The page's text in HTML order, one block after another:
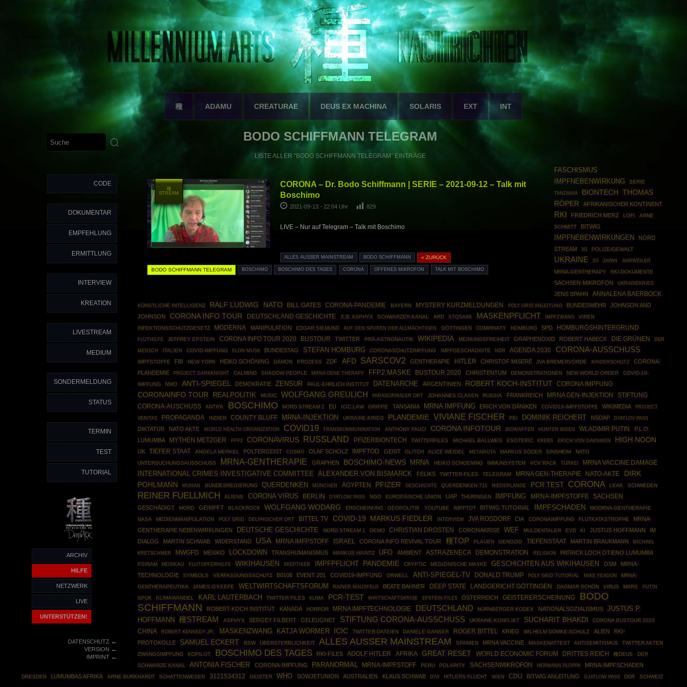
種 ADAMU CREATURAE DEUS EX MACHINA SOLARIS EXT INT
CODE
DOKUMENTAR
EMPFEHLUNG
ERMITTLUNG
INTERVIEW
KREATION
LIVESTREAM
MEDIUM
SONDERMELDUNG
STATUS
TERMIN
TEST
TUTORIAL
ARCHIV
HILFE
NETZWERK
LIVE
UNTERSTÜTZEN!
DATENSCHUTZ←
VERSION ←
IMPRINT←
BODO SCHIFFMANN TELEGRAM
LISTE ALLER "BODO SCHIFFMANN TELEGRAM" EINTRÄGE
CORONA – Dr. Bodo Schiffmann | SERIE – 2021-09-12 – Talk mit
Boschimo
2021-09-13 - 22:04 Uhr 829
LIVE – Nur auf Telegram – Talk mit Boschimo
ALLES AUSSER MAINSTREAM BODO SCHIFFMANN « ZURÜCK
BODO SCHIFFMANN TELEGRAM BOSCHIMO BOSCHIMO DES TAGES CORONA OFFENES MIKROFON TALK MIT BOSCHIMO
種
STREAM
FASCHISMUS
IMPFNEBENWIRKUNG SERIE
TANZANIA BIONTECH THOMAS
RÖPER
AFRIKANISCHER KONTINENT
RKI FRIEDRICH MERZ LOFI
ARNE
SCHMITT
BITWIG
IMPFNEBENWIRKUNGEN
NORD
STREAM
3G POLIZEIGEWALT
UKRAINE 2G JAPAN
AHRWEILER
MRNA-GENTHERAPY
RKI-DOKUMENTE
SACHSEN-MIKROFON UKRAINEKRIEG
JENS SPAHN ANNALENA BAERBOCK
KÜNSTLICHE INTELLIGENZ RALF LUDWIG NATO BILL GATES CORONA-PANDEMIE BAYERN MYSTERY KURZMELDUNGEN POLY GRID ANLEITUNG BUNDESWEHR
JOHNSON AND
JOHNSON
CORONA INFO TOUR DEUTSCHLAND GESCHICHTE 大名 ASPHYX SCHWARZER KANAL ARD X7Q5A96 MASKENPFLICHT IMPFZWANG
VIREN
INFEKTIONSSCHUTZGESETZ
MODERNA MANIPULATION EDGAR SIEMUND AUF DEN SPUREN DER ALLMÄCHTIGEN GÖTTINGEN COMIRNATY HOMBURG SPD HOMBURGSHINTERGRUND
FLUTHILFE JEFFREY EPSTEIN CORONA INFO TOUR 2020 BUSTOUR TWITTER PRÄ-ASTRONAUTIK WIKIPEDIA MEINUNGSFREIHEIT GRAPHENOXID ROBERT HABECK DIE GRÜNEN DER
MENSCH ITALIEN COVID-IMPFUNG ELON MUSK BUNDESTAG STEFAN HOMBURG CORONASCHUTZIMPFUNG IMPFGESCHÄDIGTE NDR AGENDA 2030 CORONA-AUSSCHUSS
IMPFSTOFFE FBI NEW YORK HEIKO SCHÖNING DÄMON PROZESS ZDF AFD SARSCOV2 GENTHERAPIE HITLER CHRISTOF MISERÉ JVA BREMERVÖRDE KINDERSCHUTZ
CORONA-
PLANDEMIE
PROJECT DARKKNIGHT CALMING SHADOW PEOPLE MRNA GENE THERAPY FFP2 MASKE BUSTOUR 2020 CHRISTENTUM DEMONSTRATIONEN NEW WORLD ORDER
COVID-19-
IMPFUNG
NWO ANTI-SPIEGEL DEMOKRATIE ZENSUR PAUL-EHRLICH INSTITUT DATENARCHE ARGENTINIEN ROBERT KOCH-INSTITUT CORONA IMPFUNG
CORONAINFO TOUR REALPOLITIK MUSIC WOLFGANG GREULICH PARANORMALER ORT JOHANNES CLASEN RUSSIA FRANKREICH MRNA GEN-INJEKTION
STIFTUNG
CORONA-AUSCHUSS
ANTIFA BOSCHIMO NORD STREAM 2 EU ICIC.LAW GRIPPE TANSANIA MRNA IMPFUNG ERICH VON DÄNIKEN COVID19-IMPFSTOFFE WIKIMEDIA PROJECT
VERITAS PROPAGANDA INDIEN COUNTY BLUFF MRNA-INJEKTION UKRAINE-KRIEG PLANDEMIE VIVIANE FISCHER PEI DOMINIK REICHERT NSDAP DYATLOV PASS
DIKTATUR NATO AKTE WORLD HEALTH ORGANIZATION COVID19 TRANSKOMMUNIKATION ANTHONY FAUCI CORONA INFOTOUR BIOWAFFEN HUNTER BIDEN WLADIMIR PUTIN
P.L.O.
LUMUMBA
MYTHEN METZGER FFP2 CORONAVIRUS RUSSLAND PFIZERBIONTECH TWITTERFILES MICHAEL BALLWEG ESOTERIC KREBS ERICH VON DAENIKEN HIGH NOON
UK TIEFER STAAT ANGELA MERKEL POLTERGEIST COSMO OLAF SCHOLZ IMPFTOD GEIST GLITCH ALICE WEIDEL METABIOTA MARKUS SÖDER SINSHEIM
NATO
UNTERSUCHUNGSAUSSCHUSS
MRNA-GENTHERAPIE GRAPHEN BOSCHIMO-NEWS MRNA HEIKO SCHOENING IMMUNSYSTEM VCV RACK TÜRKEI MRNA VACCINE DAMAGE
INTERNATIONAL CRIMES INVESTIGATIVE COMMITTEE ALEXANDER VON BISMARCK FELIKS TWITTER-FILES TELEGRAM MRNA GEN-THERAPIE NATO-AKTE
DIRK
POHLMANN
WUHAN BUNDESREGIERUNG QUERDENKEN MÜNCHEN ÄGYPTEN PFIZER GESCHICHTE QUERDENKEN 711 NIEDERLANDE PCR TEST CORONA LEAK SCHWEDEN
REINER FUELLMICH ALIENS CORONA VIRUS BERLIN DYATLOW PASS NGO EUROPÄISCHE UNION UAP THÜRINGEN IMPFUNG MRNA-IMPFSTOFFE SACHSEN
GESCHÄDIGT MORD GEIMPFT BLACKROCK WOLFGANG WODARG ERSCHEINUNG GEOPOLITIK YOUTUBE IMPFTOT BITWIG TUTORIAL IMPFSCHADEN
MODRNA-GENTHERAPIE
NASA
MEDIENMANIPULATION POLY GRID DELPHISCHER ORT BITTEL TV COVID-19 MARKUS FIEDLER INTERVIEW JVA ROSDORF CIA CORONAIMPFUNG FLUTKATASTROPHE
MRNA-
GENTHERAPIE NEBENWIRKUNGEN
DEUTSCHE GESCHICHTE NORD STREAM 1 DEMO CHRISTIAN DROSTEN CORONAKRISE WEF MULDENTALER EVD KI JUSTUS HOFFMANN
IM
DIALOG
MARTIN SCHWAB WIDERSTAND USA MRNA IMFPSTOFF ISRAEL CORONA INFO REVIVAL TOUR 種TOP PLAUEN GENOZID TIEFENSTAAT MARTIN BRAUKMANN MICHAEL
KRETSCHMER MWGFD MEXIKO LOCKDOWN TRANSHUMANISMUS MARKUS HAINTZ UFO AMBIENT ASTRAZENECA DEMONSTRATION RELIGION PATRICK LOCH OTIENO LUMUMBA
PSIRAM MOSKAU FLUTOPFERHILFE WIKIHAUSEN SKEPTIKER IMPFPFLICHT PANDEMIE CRYPTIC MEDIZINISCHE MASKE GESCHICHTEN AUS WIKIHAUSEN OSM
MRNA-
TECHNOLOGIE
SYMBOLS VERFASSUNGSSCHUTZ B0108 EVENT 201 COVID19-IMPFUNG ORWELL ANTI-SPIEGEL-TV DONALD TRUMP POLY GRID TUTORIAL MIKE YEADON
MRNA-
GENTHERAPEUTIKA
JAMES O'KEEFE WELTWIRTSCHAFTSFORUM RAINER MAUSFELD BEATE BAHNER DEEP STATE LANDGERICHT GÖTTINGEN DAGMAR SCHÖN VIRUS MARS
PUTIN
SPUK
KLIMAWANDEL KARL LAUTERBACH TWITTER FILES KLIMA PCR-TEST WIRTSCHAFTSKRISE EPSTEIN FILES ÖSTERREICH GEISTERERSCHEINUNG
BODO
SCHIFFMANN
ROBERT-KOCH INSTITUT KANADA HORROR MRNA IMPFTECHNOLOGIE DEUTSCHLAND NÜRNBERGER KODEX NATIONALSOZIALISMUS
JUSTUS P.
HOFFMANN
種STREAM ASPHYX SERGEY FILBERT GELEUGNET STIFTUNG CORONA-AUSSCHUSS UKRAINE-KONFLIKT SUCHARIT BHAKDI CORONA BUSTOUR 2020
CHINA ROBERT KENNEDY JR. MASKENZWANG KATJA WÖRMER ICIC TWITTER-DATEIEN DANIELE GANSER ROGER BITTEL KRIEG WILHELM DOMKE-SCHULZ ALIEN
RKI-
PROTOKOLLE
SAMUEL ECKERT BSW ÜBERSTERBLICHKEIT ALLES AUSSER MAINSTREAM SPANIEN MRNA VACCINE MASKENATTEST ANTISEMITISMUS
TWITTER AKTEN
ZWANGSIMPFUNG
KOPILOT BOSCHIMO DES TAGES RKI-FILES ADOLF HITLER AFRIKA GREAT RESET WORLD ECONOMIC FORUM DRITTES REICH 種DEUS
DER
SCHWARZE KANAL
ANTONIA FISCHER CORONA-IMPFUNG PARANORMAL MRNA-IMPFSTOFF PERU POLARITY SACHSENMIKROFON HERMANN PLOPPA MRNA-IMPFSCHADEN
DRESDEN LUMUMBAS AFRIKA ARNE BURKHARDT SCHATTENWESEN 3121534312 GEISTER WHO SOWJETUNION AUSTRALIEN KLAUS SCHWAB DIVI HITLERS FLUCHT WIEN CDU BITWIG ANLEITUNG DJATLOW PASS DDR SCHWEIZ